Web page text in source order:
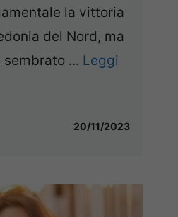
la vittoria
del Nord, ma
... Leggi
20/11/2023